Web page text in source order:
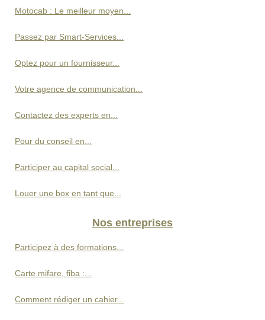
Motocab : Le meilleur moyen...
Passez par Smart-Services...
Optez pour un fournisseur...
Votre agence de communication...
Contactez des experts en...
Pour du conseil en...
Participer au capital social...
Louer une box en tant que...
Nos entreprises
Participez à des formations...
Carte mifare, fiba :...
Comment rédiger un cahier...